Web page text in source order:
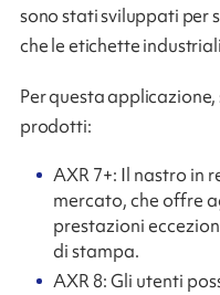
sono stati sviluppati per
che le etichette
Per questa
prodotti:
AXR 7+: Il nastro in
mercato, che offre
prestazioni
di stampa.
AXR 8: Gli utenti